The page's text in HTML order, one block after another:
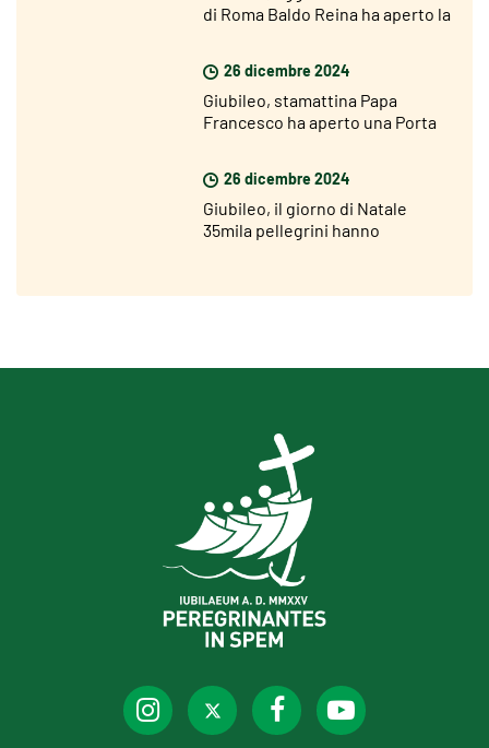
di Roma Baldo Reina ha aperto la
26 dicembre 2024
Giubileo, stamattina Papa
Francesco ha aperto una Porta
26 dicembre 2024
Giubileo, il giorno di Natale
35mila pellegrini hanno